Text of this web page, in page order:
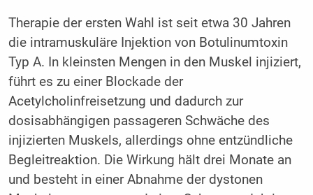
Therapie der ersten Wahl ist seit etwa 30 Jahren
die intramuskuläre Injektion von Botulinumtoxin
Typ A. In kleinsten Mengen in den Muskel injiziert,
führt es zu einer Blockade der
Acetylcholinfreisetzung und dadurch zur
dosisabhängigen passageren Schwäche des
injizierten Muskels, allerdings ohne entzündliche
Begleitreaktion. Die Wirkung hält drei Monate an
und besteht in einer Abnahme der dystonen